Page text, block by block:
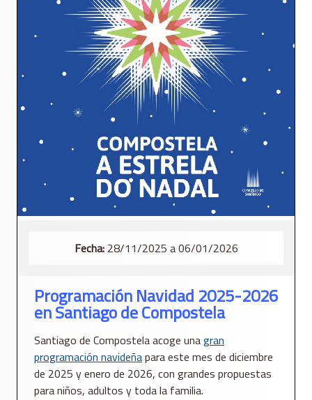
Fecha:28/11/2025 a 06/01/2026
Programación Navidad 2025-2026
en Santiago de Compostela
Santiago de Compostela acoge unagran
programación navideñapara este mes de diciembre
de 2025 y enero de 2026, con grandes propuestas
para niños, adultos y toda la familia.